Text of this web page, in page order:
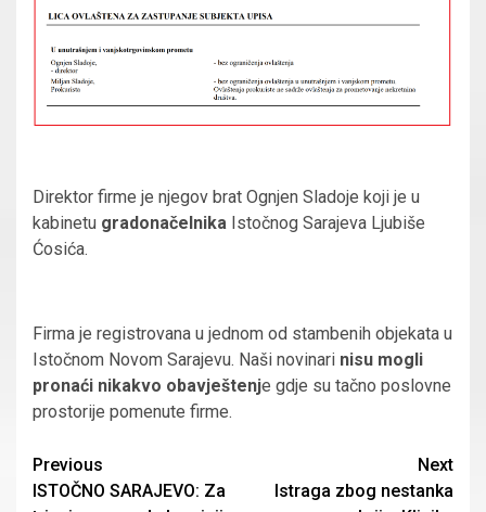
Direktor firme je njegov brat Ognjen Sladoje koji je u
kabinetu gradonačelnika Istočnog Sarajeva Ljubiše
Ćosića.
Firma je registrovana u jednom od stambenih objekata u
Istočnom Novom Sarajevu. Naši novinari nisu mogli
pronaći nikakvo obavještenje gdje su tačno poslovne
prostorije pomenute firme.
Continue
Reading
Previous
ISTOČNO SARAJEVO: Za
Next
Istraga zbog nestanka